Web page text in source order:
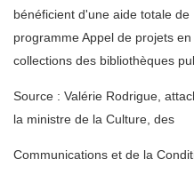
bénéficient d'une aide totale
programme Appel de projets
collections des bibliothèques
Source : Valérie Rodrigue,
la ministre de la Culture, des
Communications et de la